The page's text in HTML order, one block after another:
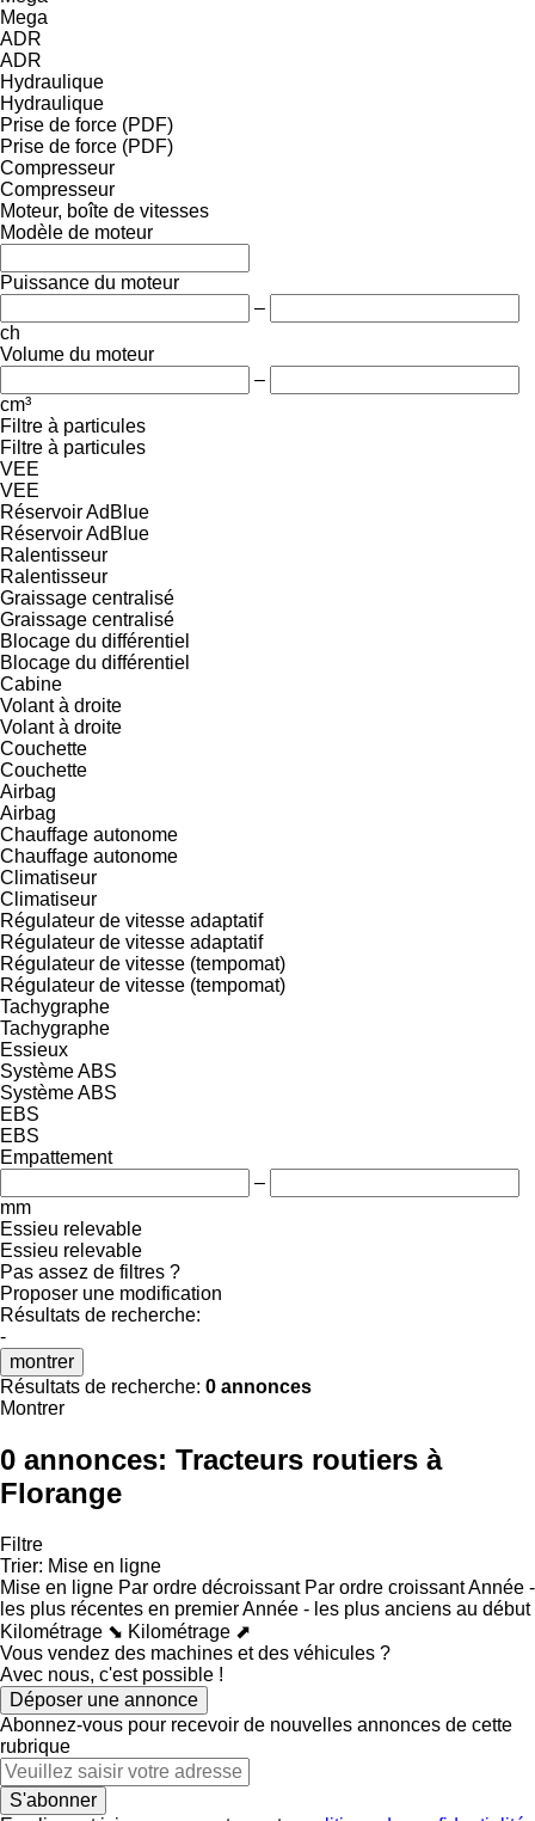
Mega
ADR
ADR
Hydraulique
Hydraulique
Prise de force (PDF)
Prise de force (PDF)
Compresseur
Compresseur
Moteur, boîte de vitesses
Modèle de moteur
Puissance du moteur
–
ch
Volume du moteur
–
cm³
Filtre à particules
Filtre à particules
VEE
VEE
Réservoir AdBlue
Réservoir AdBlue
Ralentisseur
Ralentisseur
Graissage centralisé
Graissage centralisé
Blocage du différentiel
Blocage du différentiel
Cabine
Volant à droite
Volant à droite
Couchette
Couchette
Airbag
Airbag
Chauffage autonome
Chauffage autonome
Climatiseur
Climatiseur
Régulateur de vitesse adaptatif
Régulateur de vitesse adaptatif
Régulateur de vitesse (tempomat)
Régulateur de vitesse (tempomat)
Tachygraphe
Tachygraphe
Essieux
Système ABS
Système ABS
EBS
EBS
Empattement
–
mm
Essieu relevable
Essieu relevable
Pas assez de filtres ?
Proposer une modification
Résultats de recherche:
-
montrer
Résultats de recherche: 0 annonces
Montrer
0 annonces: Tracteurs routiers à
Florange
Filtre
Trier: Mise en ligne
Mise en ligne Par ordre décroissant Par ordre croissantAnnée -
les plus récentes en premierAnnée - les plus anciens au début
Kilométrage ⬊ Kilométrage ⬈
Vous vendez des machines et des véhicules ?
Avec nous, c'est possible !
Déposer une annonce
Abonnez-vous pour recevoir de nouvelles annonces de cette
rubrique
S'abonner